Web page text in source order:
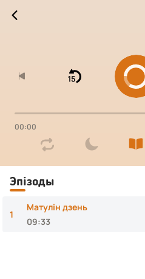


00:00
 
Эпізоды
1
Матулін дзень
09:33